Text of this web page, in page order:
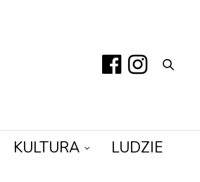
KULTURA LUDZIE